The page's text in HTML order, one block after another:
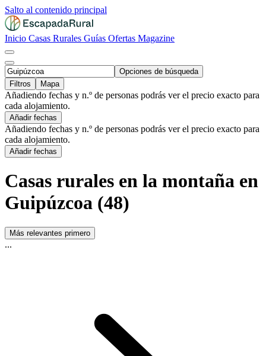
Salto al contenido principal
Inicio Casas Rurales Guías Ofertas Magazine
Opciones de búsqueda
Filtros
Mapa
Añadiendo fechas y n.º de personas podrás ver el precio exacto para
cada alojamiento.
Añadir fechas
Añadiendo fechas y n.º de personas podrás ver el precio exacto para
cada alojamiento.
Añadir fechas
Casas rurales en la montaña en
Guipúzcoa (48)
Más relevantes primero
...